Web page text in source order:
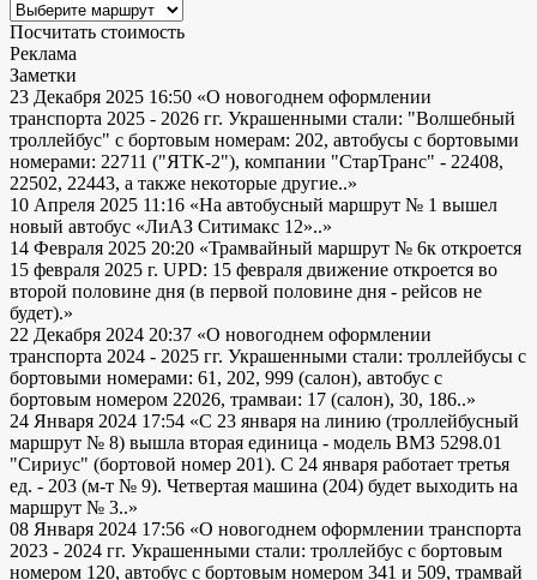
Посчитать стоимость
Реклама
Заметки
23 Декабря 2025 16:50 «О новогоднем оформлении
транспорта 2025 - 2026 гг. Украшенными стали: "Волшебный
троллейбус" с бортовым номерам: 202, автобусы с бортовыми
номерами: 22711 ("ЯТК-2"), компании "СтарТранс" - 22408,
22502, 22443, а также некоторые другие..»
10 Апреля 2025 11:16 «На автобусный маршрут № 1 вышел
новый автобус «ЛиАЗ Ситимакс 12»..»
14 Февраля 2025 20:20 «Трамвайный маршрут № 6к откроется
15 февраля 2025 г. UPD: 15 февраля движение откроется во
второй половине дня (в первой половине дня - рейсов не
будет).»
22 Декабря 2024 20:37 «О новогоднем оформлении
транспорта 2024 - 2025 гг. Украшенными стали: троллейбусы с
бортовыми номерами: 61, 202, 999 (салон), автобус с
бортовым номером 22026, трамваи: 17 (салон), 30, 186..»
24 Января 2024 17:54 «С 23 января на линию (троллейбусный
маршрут № 8) вышла вторая единица - модель ВМЗ 5298.01
"Сириус" (бортовой номер 201). С 24 января работает третья
ед. - 203 (м-т № 9). Четвертая машина (204) будет выходить на
маршрут № 3..»
08 Января 2024 17:56 «О новогоднем оформлении транспорта
2023 - 2024 гг. Украшенными стали: троллейбус с бортовым
номером 120, автобус с бортовым номером 341 и 509, трамвай